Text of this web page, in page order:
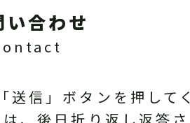
い合わせ
信」ボタンを押して